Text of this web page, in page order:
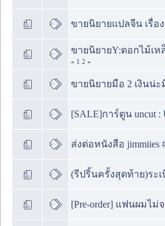
ขายนิยายแปลจีน เรื่อ
ขายนิยายY:ดอกไม้เห
« 1 2 »
ขายนิยายมือ 2 เงินน่ะ
[SALE]การ์ตูน uncut :
ส่งต่อหนังสือ jimmiies
(รีปริ้นครั้งสุดท้าย)ระ
[Pre-order] แฟนผมไ